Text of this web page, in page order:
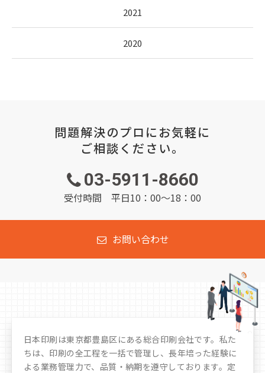
2021
2020
問題解決のプロにお気軽に
ご相談ください。
03-5911-8660
受付時間 平日10：00～18：00
お問い合わせ
日本印刷は東京都豊島区にある総合印刷会社です。私た
ちは、印刷の全工程を一括で管理し、長年培った経験に
よる業務管理力で、品質・納期を遵守しております。定